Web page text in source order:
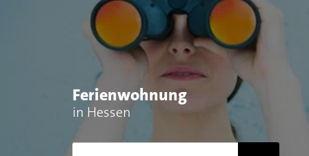
Ferienwohnung
in Hessen